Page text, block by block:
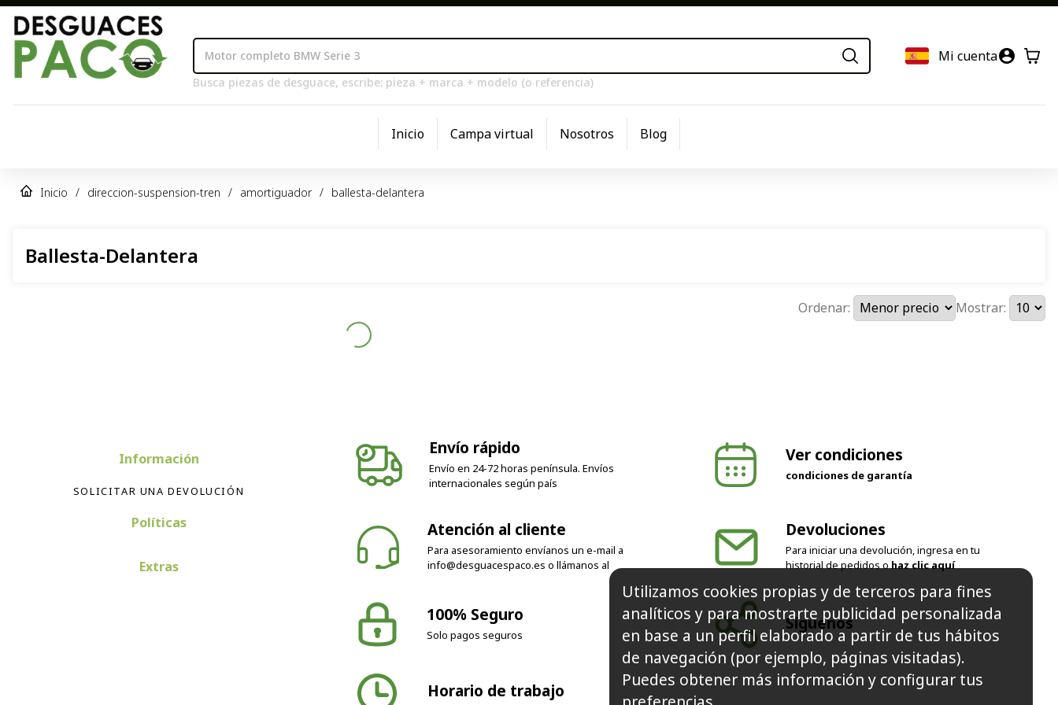
Busca piezas de desguace, escribe: pieza + marca + modelo (o referencia)
Mi cuenta
Inicio Campa virtual Nosotros Blog
Inicio / direccion-suspension-tren / amortiguador / ballesta-delantera
Ballesta-Delantera
Ordenar: Mostrar:
Información
SOLICITAR UNA DEVOLUCIÓN
Políticas
Extras
Envío rápido
Envío en 24-72 horas península. Envíos
internacionales según país
Ver condiciones
condiciones de garantía
Atención al cliente
Para asesoramiento envíanos un e-mail a
info@desguacespaco.es o llámanos al
Devoluciones
Para iniciar una devolución, ingresa en tu
historial de pedidos ohaz clic aquí
100% Seguro
Solo pagos seguros
Síguenos
Horario de trabajo
Utilizamos cookies propias y de terceros para fines
analíticos y para mostrarte publicidad personalizada
en base a un perfil elaborado a partir de tus hábitos
de navegación (por ejemplo, páginas visitadas).
Puedes obtener más información y configurar tus